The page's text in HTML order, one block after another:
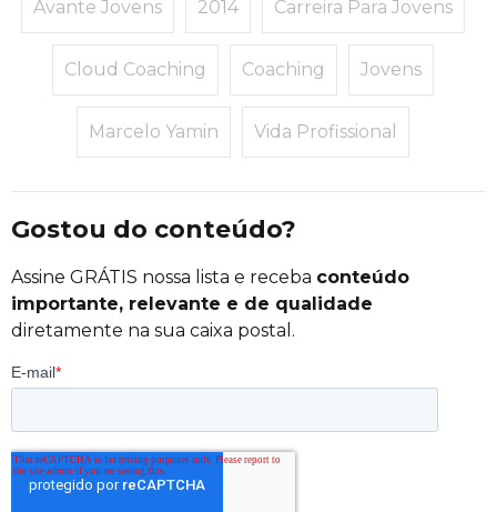
Avante Jovens 2014 Carreira Para Jovens
Cloud Coaching Coaching Jovens
Marcelo Yamin Vida Profissional
Gostou do conteúdo?
Assine GRÁTIS nossa lista e receba conteúdo
importante, relevante e de qualidade
diretamente na sua caixa postal.